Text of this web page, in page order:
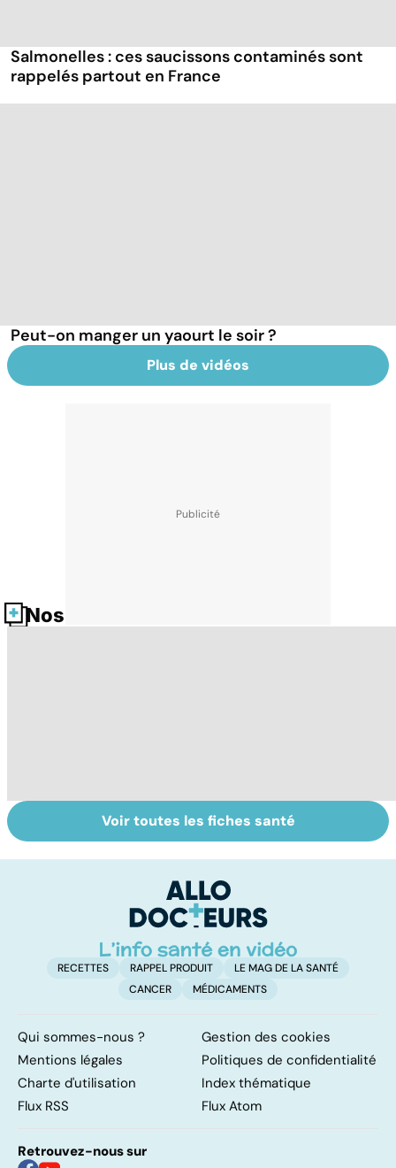
Salmonelles : ces saucissons contaminés sont
rappelés partout en France
Peut-on manger un yaourt le soir ?
Plus de vidéos
Nos fiches santé
Tout savoir sur
les infections
Inflammation des
amygdales : que
d'angine ?
Voir toutes les fiches santé
RECETTES RAPPEL PRODUIT
LE MAG DE LA SANTÉ
CANCER
MÉDICAMENTS
Qui sommes-nous ?
Gestion des cookies
Mentions légales
Politiques de confidentialité
Charte d'utilisation
Index thématique
Flux RSS
Flux Atom
Retrouvez-nous sur